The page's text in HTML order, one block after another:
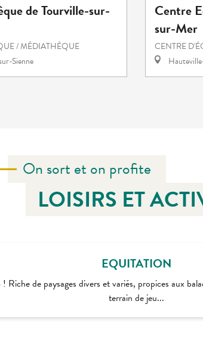
de Tourville-sur-
/ MÉDIATHÈQUE
Sienne
Centre
sur-Mer
CENTRE
On sort et on profite
LOISIRS ET
EQUITATION
de paysages divers et variés, propices aux
terrain de jeu...